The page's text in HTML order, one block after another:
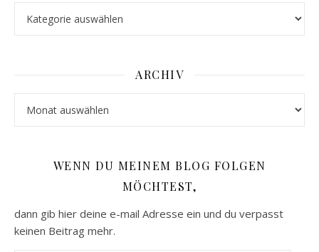
ARCHIV
WENN DU MEINEM BLOG FOLGEN
MÖCHTEST,
dann gib hier deine e-mail Adresse ein und du verpasst
keinen Beitrag mehr.